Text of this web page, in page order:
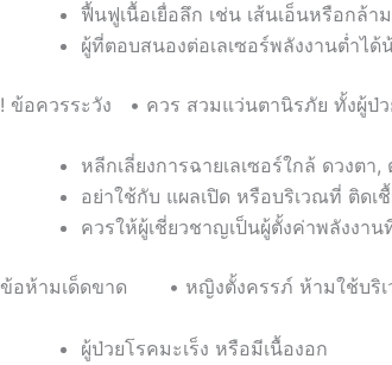
ฟื้นฟูเนื้อเยื่อลึก เช่น เส้นเอ็นหรือกล้า
ผู้ที่ตอบสนองต่อเลเซอร์พลังงานต่ำได้
! ข้อควรระวัง • ควร สวมแว่นตานิรภัย ทั้งผู้ป่
หลีกเลี่ยงการฉายเลเซอร์ใกล้ ดวงตา
อย่าใช้กับ แผลเปิด หรือบริเวณที่ ติดเ
ควรให้ผู้เชี่ยวชาญเป็นผู้ตั้งค่าพลังงาน
ข้อห้ามเด็ดขาด • หญิงตั้งครรภ์ ห้ามใช้บริเ
ผู้ป่วยโรคมะเร็ง หรือมีเนื้องอก